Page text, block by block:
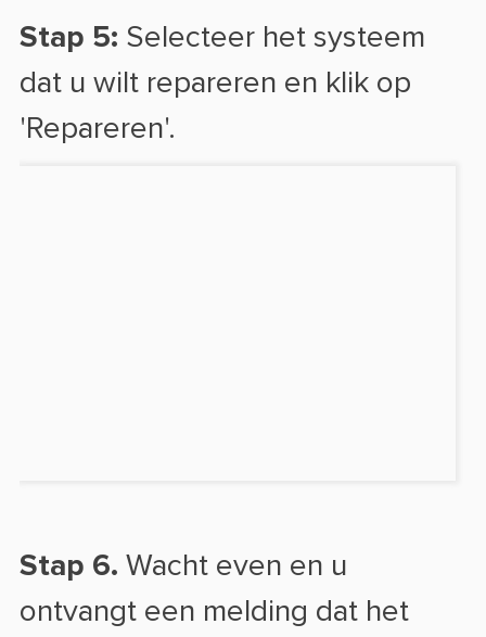
Stap 5: Selecteer het systeem
dat u wilt repareren en klik op
'Repareren'.
Stap 6. Wacht even en u
ontvangt een melding dat het